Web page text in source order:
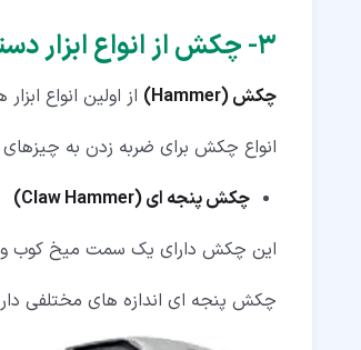
۳‏- چکش از انواع ابزار دستی
چکش (Hammer)
از اولین انواع
انواع چکش برای ضربه زدن به چیزهای
چکش پنجه ای (Claw Hammer
)
این چکش دارای یک سمت میخ کوب
چکش پنجه ای اندازه های مختلفی